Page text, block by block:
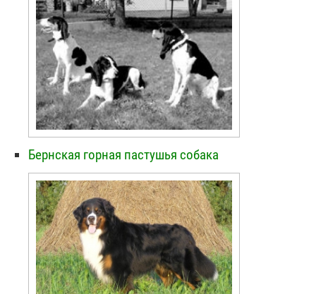
Бернская горная пастушья собака